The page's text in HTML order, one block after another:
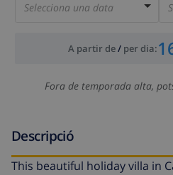
Selecciona una data
A partir de/ per dia:
Fora de temporada alta,
Descripció
This beautiful holiday villa in